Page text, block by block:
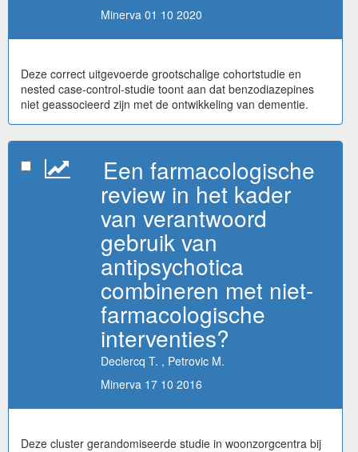
Minerva 01 10 2020
Deze correct uitgevoerde grootschalige cohortstudie en
nested case-control-studie toont aan dat benzodiazepines
niet geassocieerd zijn met de ontwikkeling van dementie.
Een farmacologische
review in het kader
van verantwoord
gebruik van
antipsychotica
combineren met niet-
farmacologische
interventies?
Declercq T. , Petrovic M.
Minerva 17 10 2016
Deze cluster gerandomiseerde studie in woonzorgcentra bij